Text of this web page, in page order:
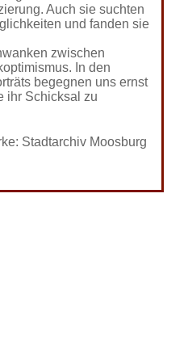
Auch sie suchten
und fanden sie
zwischen
In den
begegnen uns ernst
ihr Schicksal zu
Stadtarchiv Moosburg